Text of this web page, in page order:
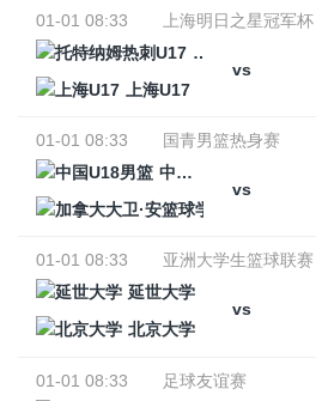
01-01 08:33
上海明日之星冠军杯
托特纳姆热刺U17
vs
上海U17
01-01 08:33
国青男篮热身赛
中国U18男篮
vs
01-01 08:33
亚洲大学生篮球联赛
延世大学
vs
北京大学
01-01 08:33
足球友谊赛